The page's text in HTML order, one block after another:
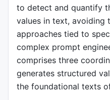
to detect and quantify
values in text, avoiding
approaches tied to
complex prompt
comprises three
generates structured
the foundational texts